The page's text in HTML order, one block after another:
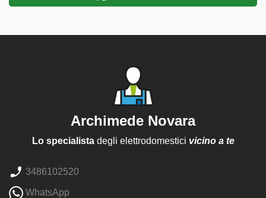
Archimede Novara
Lo specialistadegli elettrodomestici vicino a te
3486102520
WhatsApp